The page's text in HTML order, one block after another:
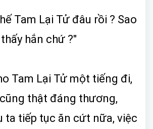
Tam Lại Tử đâu rồi ? Sao
hắn chứ ?"
Tam Lại Tử một tiếng đi,
thật đáng thương,
ta tiếp tục ăn cứt nữa, việc